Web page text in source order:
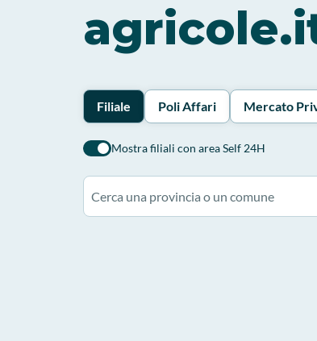
Filiale Poli Affari Mercato
Mostra filiali con area Self 24H